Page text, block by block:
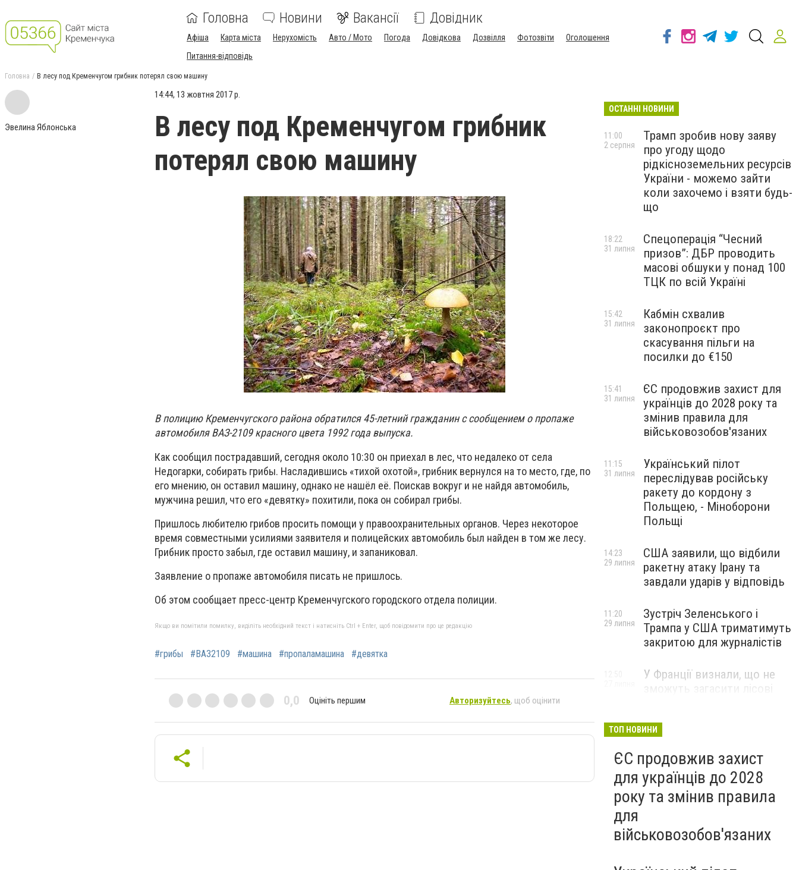
Головна Новини Вакансії Довідник
Афіша Карта міста Нерухомість Авто / Мото Погода Довідкова Дозвілля Фотозвіти
Оголошення
Питання-відповідь
Головна В лесу под Кременчугом грибник потерял свою машину
Эвелина Яблонська
14:44, 13 жовтня 2017 р.
В лесу под Кременчугом грибник
потерял свою машину
В полицию Кременчугского района обратился 45-летний гражданин с сообщением о пропаже
автомобиля ВАЗ-2109 красного цвета 1992 года выпуска.
Как сообщил пострадавший, сегодня около 10:30 он приехал в лес, что недалеко от села
Недогарки, собирать грибы. Насладившись «тихой охотой», грибник вернулся на то место, где, по
его мнению, он оставил машину, однако не нашёл её. Поискав вокруг и не найдя автомобиль,
мужчина решил, что его «девятку» похитили, пока он собирал грибы.
Пришлось любителю грибов просить помощи у правоохранительных органов. Через некоторое
время совместными усилиями заявителя и полицейских автомобиль был найден в том же лесу.
Грибник просто забыл, где оставил машину, и запаниковал.
Заявление о пропаже автомобиля писать не пришлось.
Об этом сообщает пресс-центр Кременчугского городского отдела полиции.
Якщо ви помітили помилку, виділіть необхідний текст і натисніть Ctrl + Enter, щоб повідомити про це редакцію
#грибы #ВАЗ2109 #машина #пропаламашина #девятка
0,0 Оцініть першим Авторизуйтесь, щоб оцінити
ОСТАННІ НОВИНИ
Трамп зробив нову заяву
про угоду щодо
рідкісноземельних ресурсів
України - можемо зайти
коли захочемо і взяти будь-
що
11:00
2 серпня
Спецоперація “Чесний
призов”: ДБР проводить
масові обшуки у понад 100
ТЦК по всій Україні
18:22
31 липня
Кабмін схвалив
законопроєкт про
скасування пільги на
посилки до €150
15:42
31 липня
ЄС продовжив захист для
українців до 2028 року та
змінив правила для
військовозобов'язаних
15:41
31 липня
Український пілот
переслідував російську
ракету до кордону з
Польщею, - Міноборони
Польщі
11:15
31 липня
США заявили, що відбили
ракетну атаку Ірану та
завдали ударів у відповідь
14:23
29 липня
Зустріч Зеленського і
Трампа у США триматимуть
закритою для журналістів
11:20
29 липня
У Франції визнали, що не
ТОП НОВИНИ
ЄС продовжив захист
для українців до 2028
року та змінив правила
для
військовозобов'язаних